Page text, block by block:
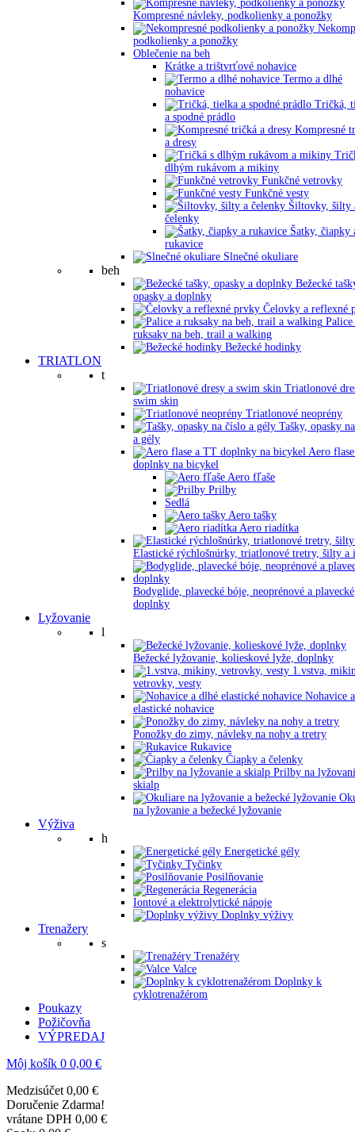
Kompresné návleky, podkolienky a ponožky
podkolienky a ponožky
Oblečenie na beh
Krátke a trištvrťové nohavice
Termo a dlhé
nohavice
Tričká,
a spodné prádlo
Kompresné
a dresy
dlhým rukávom a mikiny
Funkčné vetrovky
Funkčné vesty
Šiltovky, šilty
čelenky
Šatky, čiapky
rukavice
Slnečné okuliare
beh
Bežecké
opasky a doplnky
Čelovky a reflexné
Palice
ruksaky na beh, trail a walking
Bežecké hodinky
TRIATLON
t
Triatlonové
swim skin
Triatlonové neoprény
Tašky, opasky
a gély
Aero
doplnky na bicykel
Aero fľaše
Prilby
Sedlá
Aero tašky
Aero riadítka
Elastické rýchlošnúrky, triatlonové tretry, šilty a
Bodyglide, plavecké bóje, neoprénové a plavecké
doplnky
Lyžovanie
l
Bežecké lyžovanie, kolieskové lyže, doplnky
1.vstva,
vetrovky, vesty
Nohavice
elastické nohavice
Ponožky do zimy, návleky na nohy a tretry
Rukavice
Čiapky a čelenky
Prilby na
skialp
na lyžovanie a bežecké lyžovanie
Výživa
h
Energetické gély
Tyčinky
Posilňovanie
Regenerácia
Iontové a elektrolytické nápoje
Doplnky výživy
Trenažery
s
Trenažéry
Valce
Doplnky k
cyklotrenažérom
Poukazy
Požičovňa
VÝPREDAJ
Môj košík 0 0,00 €
Medzisúčet 0,00 €
Doručenie Zdarma!
vrátane DPH 0,00 €